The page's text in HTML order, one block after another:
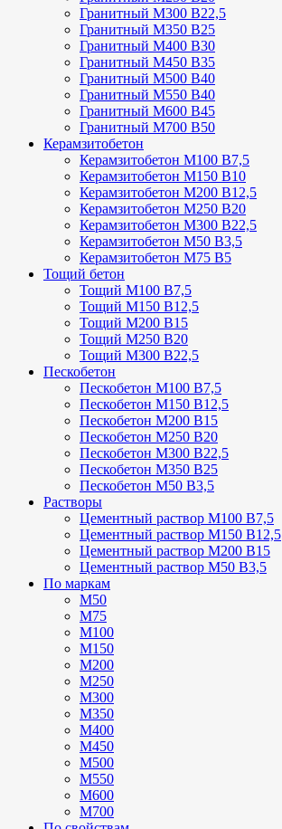
Гранитный М300 В22,5
Гранитный М350 В25
Гранитный М400 В30
Гранитный М450 В35
Гранитный М500 В40
Гранитный М550 В40
Гранитный М600 В45
Гранитный М700 В50
Керамзитобетон
Керамзитобетон М100 В7,5
Керамзитобетон М150 В10
Керамзитобетон М200 В12,5
Керамзитобетон М250 В20
Керамзитобетон М300 В22,5
Керамзитобетон М50 В3,5
Керамзитобетон М75 В5
Тощий бетон
Тощий М100 В7,5
Тощий М150 В12,5
Тощий М200 В15
Тощий М250 В20
Тощий М300 В22,5
Пескобетон
Пескобетон М100 В7,5
Пескобетон М150 В12,5
Пескобетон М200 В15
Пескобетон М250 В20
Пескобетон М300 В22,5
Пескобетон М350 В25
Пескобетон М50 В3,5
Растворы
Цементный раствор М100 В7,5
Цементный раствор М150 В12,5
Цементный раствор М200 В15
Цементный раствор М50 В3,5
По маркам
М50
М75
М100
М150
М200
М250
М300
М350
М400
М450
М500
М550
М600
М700